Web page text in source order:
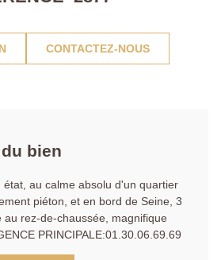
CONTACTEZ-NOUS
bien
état, au calme absolu d'un quartier
piéton, et en bord de Seine, 3
au rez-de-chaussée, magnifique
PRINCIPALE:01.30.06.69.69